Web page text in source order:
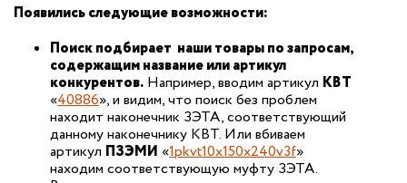
Появились следующие возможности:
Поиск подбирает наши товары по запросам,
содержащим название или артикул
конкурентов. Например, вводим артикул КВТ
«40886», и видим, что поиск без проблем
находит наконечник ЗЭТА, соответствующий
данному наконечнику КВТ. Или вбиваем
артикул ПЗЭМИ «1pkvt10x150x240v3f»
находим соответствующую муфту ЗЭТА.